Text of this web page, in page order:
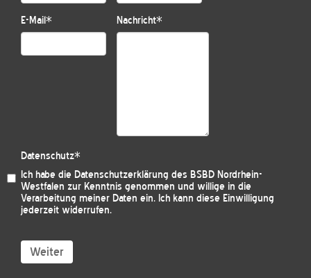
E-Mail* Nachricht*
Datenschutz*
Ich habe die Datenschutzerklärung des BSBD Nordrhein-
Westfalen zur Kenntnis genommen und willige in die
Verarbeitung meiner Daten ein. Ich kann diese Einwilligung
jederzeit widerrufen.
Weiter